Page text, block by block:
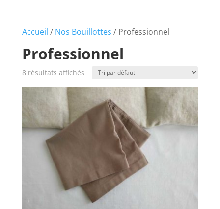
Accueil / Nos Bouillottes / Professionnel
Professionnel
8 résultats affichés